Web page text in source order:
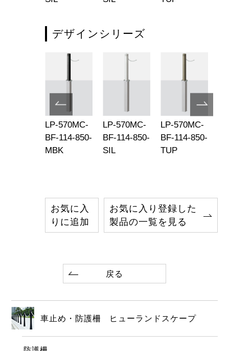
デザインシリーズ
LP-570MC-
BF-114-850-
MBK
LP-570MC-
BF-114-850-
SIL
LP-570MC-
BF-114-850-
TUP
お気に入
りに追加
お気に入り登録した
製品の一覧を見る
戻る
車止め・防護柵 ヒューランドスケープ